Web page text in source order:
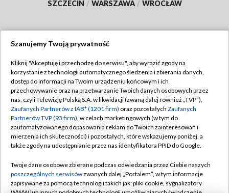
SZCZECIN / WARSZAWA / WROCŁAW
TVP
Abonament TVP
Emisja w TVP
Centrum informacji TVP
Naziemna Telewizja Cyfrowa
Rada Programowa
System NOS
Regulamin TVP
Polityka prywatności
Moje zgody
Pomoc
Kontakt
Szanujemy Twoją prywatność
Kliknij "Akceptuję i przechodzę do serwisu", aby wyrazić zgody na
korzystanie z technologii automatycznego śledzenia i zbierania danych,
dostęp do informacji na Twoim urządzeniu końcowym i ich
przechowywanie oraz na przetwarzanie Twoich danych osobowych przez
nas, czyli Telewizję Polską S.A. w likwidacji (zwaną dalej również „TVP”),
Zaufanych Partnerów z IAB* (1201 firm) oraz pozostałych Zaufanych
Partnerów TVP (93 firm), w celach marketingowych (w tym do
zautomatyzowanego dopasowania reklam do Twoich zainteresowań i
mierzenia ich skuteczności) i pozostałych, które wskazujemy poniżej, a
także zgody na udostępnianie przez nas identyfikatora PPID do Google.
Twoje dane osobowe zbierane podczas odwiedzania przez Ciebie naszych
poszczególnych serwisówzwanych dalej „Portalem”, w tym informacje
zapisywane za pomocą technologii takich jak: pliki cookie, sygnalizatory